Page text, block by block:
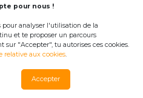
Zébrée 2026
pour nous !
pour analyser l'utilisation de la
et te proposer un parcours
"Accepter", tu autorises ces cookies.
relative aux cookies.
Accepter